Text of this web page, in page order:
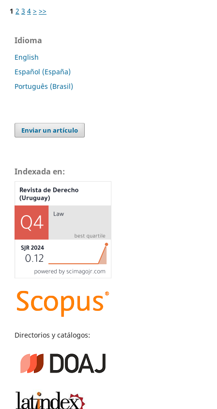
1 2 3 4 > >>
Idioma
English
Español (España)
Português (Brasil)
Enviar un artículo
Indexada en:
Directorios y catálogos: